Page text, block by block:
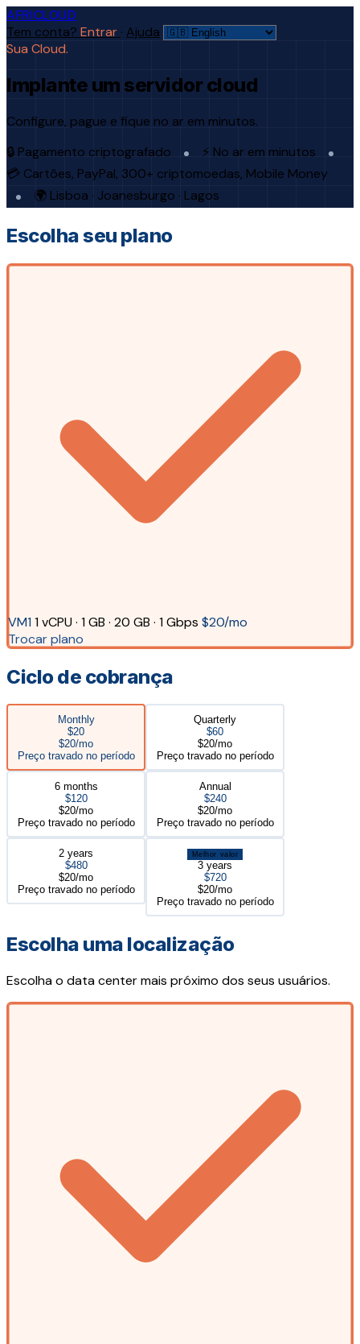
AFRICLOUD
Tem conta? Entrar · Ajuda
Sua Cloud.
Implante um servidor cloud
Configure, pague e fique no ar em minutos.
🔒 Pagamento criptografado
⚡ No ar em minutos
💳 Cartões, PayPal, 300+ criptomoedas, Mobile Money
🌍 Lisboa · Joanesburgo · Lagos
Escolha seu plano
VM1 1 vCPU · 1 GB · 20 GB · 1 Gbps $20/mo
Trocar plano
Ciclo de cobrança
Monthly
$20
$20/mo
Preço travado no período
Quarterly
$60
$20/mo
Preço travado no período
6 months
$120
$20/mo
Preço travado no período
Annual
$240
$20/mo
Preço travado no período
2 years
$480
$20/mo
Preço travado no período
Melhor valor
3 years
$720
$20/mo
Preço travado no período
Escolha uma localização
Escolha o data center mais próximo dos seus usuários.